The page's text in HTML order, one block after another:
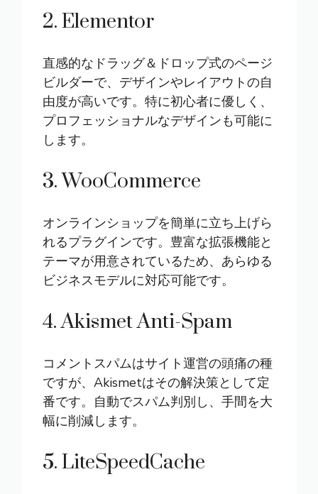
2. Elementor
直感的なドラッグ＆ドロップ式のページ
ビルダーで、デザインやレイアウトの自
由度が高いです。特に初心者に優しく、
プロフェッショナルなデザインも可能に
します。
3. WooCommerce
オンラインショップを簡単に立ち上げら
れるプラグインです。豊富な拡張機能と
テーマが用意されているため、あらゆる
ビジネスモデルに対応可能です。
4. Akismet Anti-Spam
コメントスパムはサイト運営の頭痛の種
ですが、Akismetはその解決策として定
番です。自動でスパム判別し、手間を大
幅に削減します。
5. LiteSpeedCache